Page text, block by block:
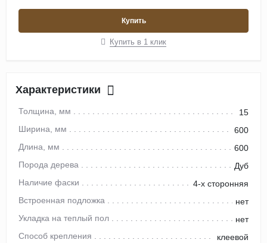
Купить
Купить в 1 клик
Характеристики
Толщина, мм
15
Ширина, мм
600
Длина, мм
600
Порода дерева
Дуб
Наличие фаски
4-х сторонняя
Встроенная подложка
нет
Укладка на теплый пол
нет
Способ крепления
клеевой